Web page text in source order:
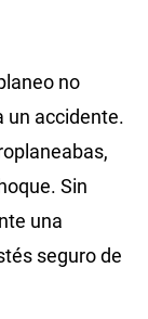
no
un accidente.
Sin
una
seguro de